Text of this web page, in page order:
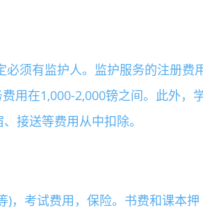
须有监护人。监护服务的注册费
用在1,000-2,000镑之间。此外，
接送等费用从中扣除。
)，考试费用，保险。书费和课本押